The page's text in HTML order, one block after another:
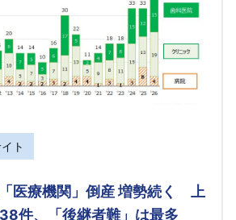
ト
医療機関」倒産 増勢続く 上
件、「後継者難」は最多